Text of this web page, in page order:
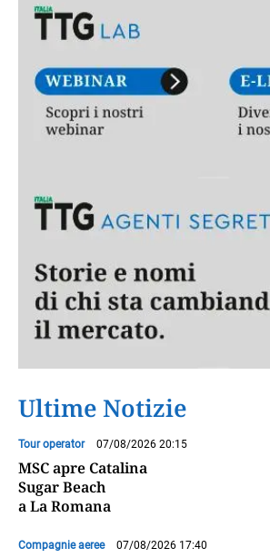
Ultime Notizie
Tour operator 07/08/2026 20:15
MSC apre Catalina
Sugar Beach
a La Romana
Compagnie aeree 07/08/2026 17:40